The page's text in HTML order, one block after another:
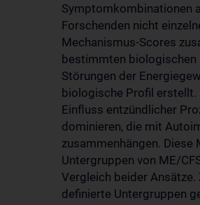
Symptomkombinationen
Forschenden nicht
Mechanismus-Scores
bestimmten
Störungen der
biologische Profil
Einfluss entzündlicher
dominieren, die mit
zusammenhängen.
Untergruppen von ME/
Vergleich beider
definierte Untergruppen